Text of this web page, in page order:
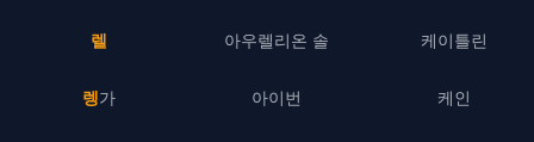
렐
렝가
아우렐리온 솔
아이번
케이틀린
케인